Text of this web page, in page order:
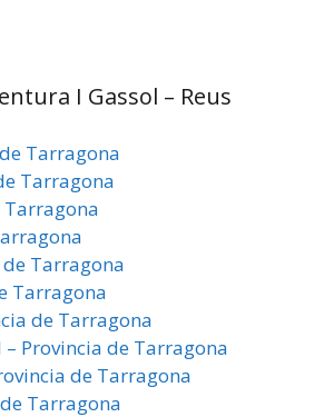
I Gassol – Reus
Tarragona
Tarragona
Tarragona
Tarragona
Tarragona
de Tarragona
Provincia de Tarragona
de Tarragona
Tarragona